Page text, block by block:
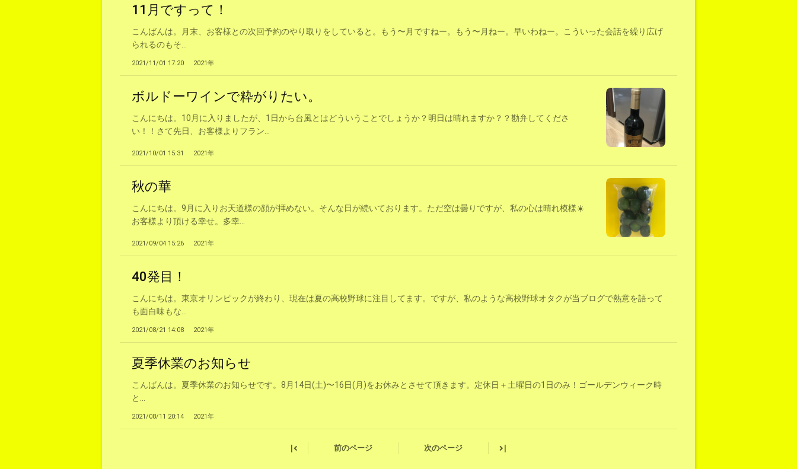
11月ですって！
こんばんは。月末、お客様との次回予約のやり取りをしていると。もう〜月ですねー。もう〜月ねー。早いわねー。こういった会話を繰り広げ
られるのもそ...
2021/11/01 17:20 2021年
ボルドーワインで粋がりたい。
こんにちは。10月に入りましたが、1日から台風とはどういうことでしょうか？明日は晴れますか？？勘弁してくださ
い！！さて先日、お客様よりフラン...
2021/10/01 15:31 2021年
秋の華
こんにちは。9月に入りお天道様の顔が拝めない。そんな日が続いております。ただ空は曇りですが、私の心は晴れ模様☀️
お客様より頂ける幸せ。多幸...
2021/09/04 15:26 2021年
40発目！
こんにちは。東京オリンピックが終わり、現在は夏の高校野球に注目してます。ですが、私のような高校野球オタクが当ブログで熱意を語って
も面白味もな...
2021/08/21 14:08 2021年
夏季休業のお知らせ
こんばんは。夏季休業のお知らせです。8月14日(土)〜16日(月)をお休みとさせて頂きます。定休日＋土曜日の1日のみ！ゴールデンウィーク時
と...
2021/08/11 20:14 2021年
前のページ 次のページ